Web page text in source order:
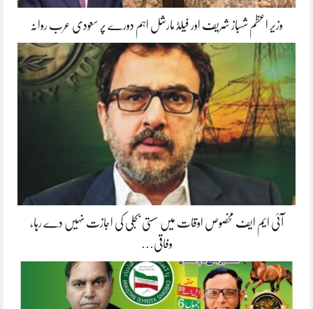
وزیر اعظم شہباز شریف اور فیلڈ مارشل اہم دورے پر سعودی عرب روانہ
آئی ایم ایف مخصوص اوقات میں سستی بجلی کی اجازت نہیں دے رہا،
وفاقی…